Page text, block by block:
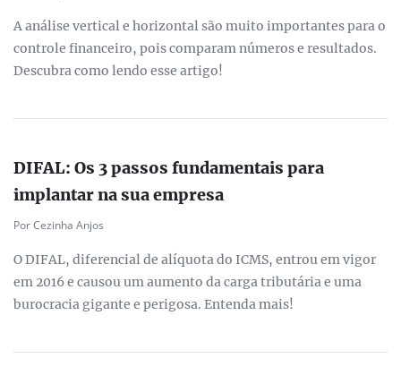
A análise vertical e horizontal são muito importantes para o
controle financeiro, pois comparam números e resultados.
Descubra como lendo esse artigo!
DIFAL: Os 3 passos fundamentais para
implantar na sua empresa
Por Cezinha Anjos
O DIFAL, diferencial de alíquota do ICMS, entrou em vigor
em 2016 e causou um aumento da carga tributária e uma
burocracia gigante e perigosa. Entenda mais!